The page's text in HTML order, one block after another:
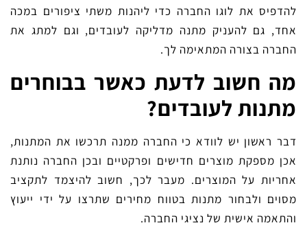
להדפיס את לוגו החברה כדי ליהנות משתי ציפורים במכה
אחד, גם להעניק מתנה מדליקה לעובדים, וגם למתג את
החברה בצורה המתאימה לך.
מה חשוב לדעת כאשר בבוחרים
מתנות לעובדים?
דבר ראשון יש לוודא כי החברה ממנה תרכשו את המתנות,
אכן מספקת מוצרים חדישים ופרקטיים ובכן החברה נותנת
אחריות על המוצרים. מעבר לכך, חשוב להיצמד לתקציב
מסוים ולבחור מתנות בטווח מחירים שתרצו על ידי ייעוץ
והתאמה אישית של נציגי החברה.